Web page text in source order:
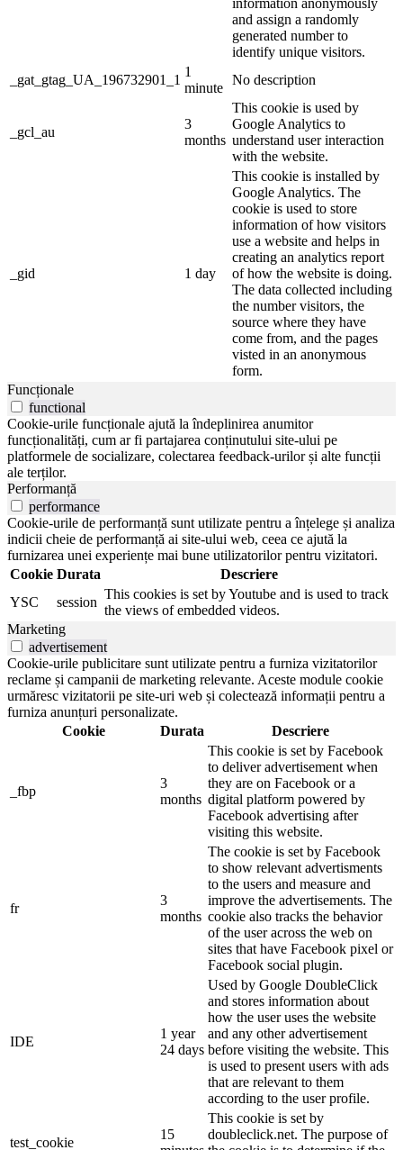
information anonymously
and assign a randomly
generated number to
identify unique visitors.
_gat_gtag_UA_196732901_1
1
minute
No description
_gcl_au
3
months
This cookie is used by
Google Analytics to
understand user interaction
with the website.
_gid 1 day
This cookie is installed by
Google Analytics. The
cookie is used to store
information of how visitors
use a website and helps in
creating an analytics report
of how the website is doing.
The data collected including
the number visitors, the
source where they have
come from, and the pages
visted in an anonymous
form.
Funcționale
functional
Cookie-urile funcționale ajută la îndeplinirea anumitor
funcționalități, cum ar fi partajarea conținutului site-ului pe
platformele de socializare, colectarea feedback-urilor și alte funcții
ale terților.
Performanță
performance
Cookie-urile de performanță sunt utilizate pentru a înțelege și analiza
indicii cheie de performanță ai site-ului web, ceea ce ajută la
furnizarea unei experiențe mai bune utilizatorilor pentru vizitatori.
Cookie Durata
Descriere
YSC
session
This cookies is set by Youtube and is used to track
the views of embedded videos.
Marketing
advertisement
Cookie-urile publicitare sunt utilizate pentru a furniza vizitatorilor
reclame și campanii de marketing relevante. Aceste module cookie
urmăresc vizitatorii pe site-uri web și colectează informații pentru a
furniza anunțuri personalizate.
Cookie
Durata Descriere
_fbp
3
months
This cookie is set by Facebook
to deliver advertisement when
they are on Facebook or a
digital platform powered by
Facebook advertising after
visiting this website.
fr
3
months
The cookie is set by Facebook
to show relevant advertisments
to the users and measure and
improve the advertisements. The
cookie also tracks the behavior
of the user across the web on
sites that have Facebook pixel or
Facebook social plugin.
IDE
1 year
24 days
Used by Google DoubleClick
and stores information about
how the user uses the website
and any other advertisement
before visiting the website. This
is used to present users with ads
that are relevant to them
according to the user profile.
test_cookie
15
This cookie is set by
doubleclick.net. The purpose of